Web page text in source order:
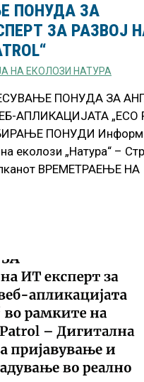
ПОНУДА ЗА
ЗА РАЗВОЈ
НА ЕКОЛОЗИ НАТУРА
ПОНУДА ЗА
АПЛИКАЦИЈАТА „ECO
ПОНУДИ
еколози „Натура“ –
ВРЕМЕТРАЕЊЕ НА